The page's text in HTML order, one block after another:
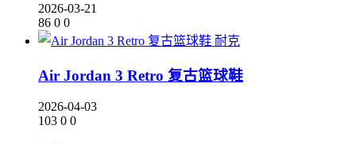
2026-03-21
86 0 0
耐克
Air Jordan 3 Retro 复古篮球鞋
2026-04-03
103 0 0